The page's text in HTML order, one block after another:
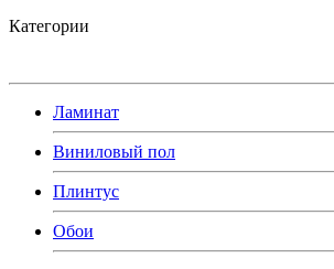
Категории
Ламинат
Виниловый пол
Плинтус
Обои